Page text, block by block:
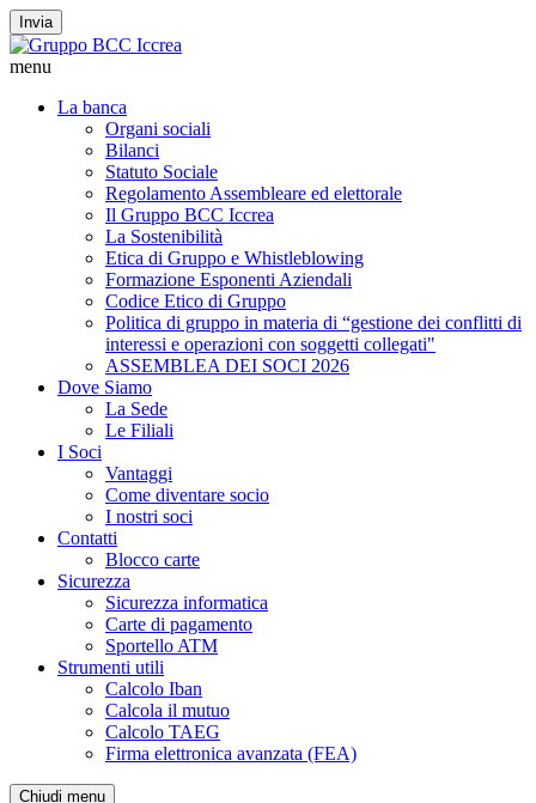
Invia
menu
La banca
Organi sociali
Bilanci
Statuto Sociale
Regolamento Assembleare ed elettorale
Il Gruppo BCC Iccrea
La Sostenibilità
Etica di Gruppo e Whistleblowing
Formazione Esponenti Aziendali
Codice Etico di Gruppo
Politica di gruppo in materia di “gestione dei conflitti di
interessi e operazioni con soggetti collegati"
ASSEMBLEA DEI SOCI 2026
Dove Siamo
La Sede
Le Filiali
I Soci
Vantaggi
Come diventare socio
I nostri soci
Contatti
Blocco carte
Sicurezza
Sicurezza informatica
Carte di pagamento
Sportello ATM
Strumenti utili
Calcolo Iban
Calcola il mutuo
Calcolo TAEG
Firma elettronica avanzata (FEA)
Chiudi menu